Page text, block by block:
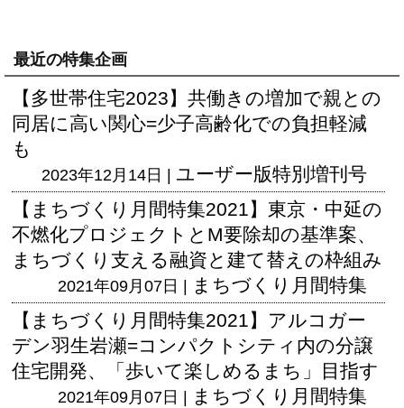
最近の特集企画
【多世帯住宅2023】共働きの増加で親との
同居に高い関心=少子高齢化での負担軽減
も
2023年12月14日 | ユーザー版特別増刊号
【まちづくり月間特集2021】東京・中延の
不燃化プロジェクトとM要除却の基準案、
まちづくり支える融資と建て替えの枠組み
2021年09月07日 |
まちづくり月間特集
【まちづくり月間特集2021】アルコガー
デン羽生岩瀬=コンパクトシティ内の分譲
住宅開発、「歩いて楽しめるまち」目指す
2021年09月07日 |
まちづくり月間特集